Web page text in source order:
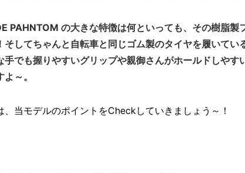
PAHNTOM の大きな特徴は何といっても、その樹脂
そしてちゃんと自転車と同じゴム製のタイヤを履いて
手でも握りやすいグリップや親御さんがホールドしや
よ～。
、当モデルのポイントをCheckしていきましょう～！